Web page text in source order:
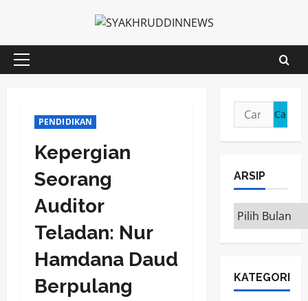
content
Primary
PENDIDIKAN
Kepergian
Seorang
Auditor
Teladan: Nur
Hamdana Daud
Berpulang
Cari
untuk:
ARSIP
ARSIP
KATEGORI